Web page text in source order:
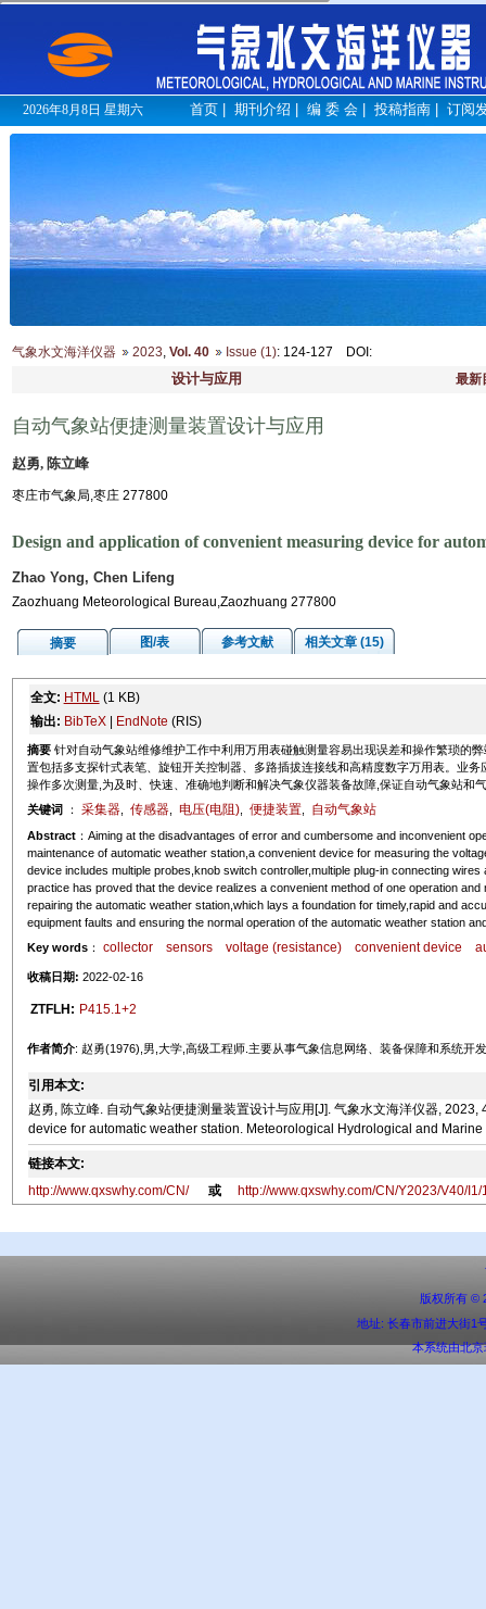
2026年8月8日 星期六 首页 期刊介绍 编 委 会 投稿指南 订阅
气象水文海洋仪器 2023, Vol. 40 Issue (1): 124-127 DOI :
设计与应用 最新
自动气象站便捷测量装置设计与应用
赵勇, 陈立峰
枣庄市气象局,枣庄 277800
Design and application of convenient measuring device for
Zhao Yong, Chen Lifeng
Zaozhuang Meteorological Bureau,Zaozhuang 277800
摘要 图/表 参考文献 相关文章 (15)
全文: HTML(1 KB)
输出: BibTeX| EndNote (RIS)
摘要针对自动气象站维修维护工作中利用万用表碰触测量容易出现误差和操作繁琐的
置包括多支探针式表笔、旋钮开关控制器、多路插拔连接线和高精度数字万用表。业
操作多次测量,为及时、快速、准确地判断和解决气象仪器装备故障,保证自动气象站和
关键词
： 采集器, 传感器, 电压(电阻), 便捷装置, 自动气象站
Abstract：Aiming at the disadvantages of error and cumbersome and inconvenient
maintenance of automatic weather station,a convenient device for measuring the
device includes multiple probes,knob switch controller,multiple plug-in connecting
practice has proved that the device realizes a convenient method of one operation
repairing the automatic weather station,which lays a foundation for timely,rapid and
equipment faults and ensuring the normal operation of the automatic weather station
Key words： collector sensors voltage (resistance) convenient device
收稿日期: 2022-02-16
ZTFLH: P415.1+2
作者简介: 赵勇(1976),男,大学,高级工程师.主要从事气象信息网络、装备保障和系统开
引用本文:
赵勇, 陈立峰. 自动气象站便捷测量装置设计与应用[J]. 气象水文海洋仪器,
device for automatic weather station. Meteorological Hydrological and
链接本文:
http://www.qxswhy.com/CN/
或 http://www.qxswhy.com/CN/Y2023/V40/I1/
版权所有 ©
地址: 长春市前进大街1
本系统由北京